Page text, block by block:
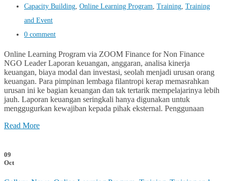
Capacity Building, Online Learning Program, Training, Training
and Event
0 comment
Online Learning Program via ZOOM Finance for Non Finance
NGO Leader Laporan keuangan, anggaran, analisa kinerja
keuangan, biaya modal dan investasi, seolah menjadi urusan orang
keuangan. Para pimpinan lembaga filantropi kerap memasrahkan
urusan ini ke bagian keuangan dan tak tertarik mempelajarinya lebih
jauh. Laporan keuangan seringkali hanya digunakan untuk
menggugurkan kewajiban kepada pihak eksternal. Penggunaan
Read More
09
Oct